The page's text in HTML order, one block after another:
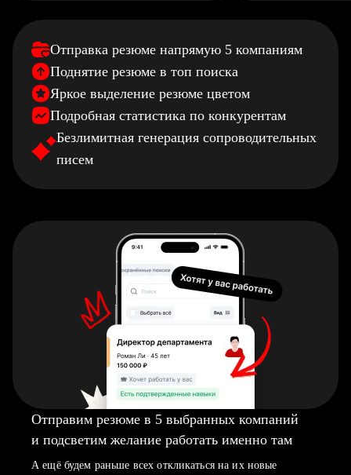
Отправка резюме напрямую 5 компаниям
Поднятие резюме в топ поиска
Яркое выделение резюме цветом
Подробная статистика по конкурентам
Безлимитная генерация сопроводительных
писем
Отправим резюме в 5 выбранных компаний
и подсветим желание работать именно там
А ещё будем раньше всех откликаться на их новые